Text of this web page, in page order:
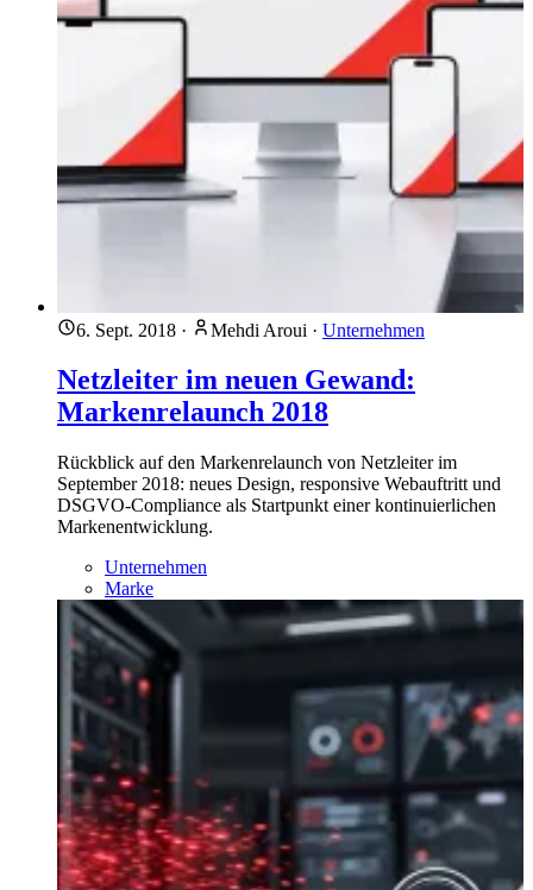
6. Sept. 2018 · Mehdi Aroui · Unternehmen
Netzleiter im neuen Gewand:
Markenrelaunch 2018
Rückblick auf den Markenrelaunch von Netzleiter im
September 2018: neues Design, responsive Webauftritt und
DSGVO-Compliance als Startpunkt einer kontinuierlichen
Markenentwicklung.
Unternehmen
Marke